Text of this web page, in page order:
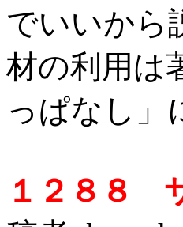
でいいから
材の利用は
っぱなし」
１２８８